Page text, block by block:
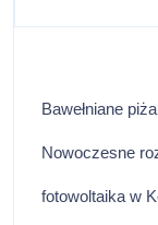
Bawełniane
Nowoczesne
fotowoltaika w